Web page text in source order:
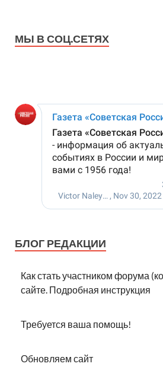
МЫ В СОЦ.СЕТЯХ
БЛОГ РЕДАКЦИИ
Как стать участником форума
сайте. Подробная инструкция
Требуется ваша помощь!
Обновляем сайт